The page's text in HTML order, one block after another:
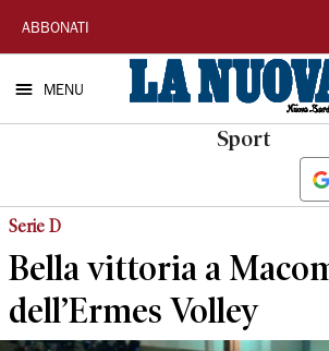
La
Nuova
Sardegna
ABBONATI
MENU
Sport
Serie D
Bella vittoria a
dell’Ermes Volley